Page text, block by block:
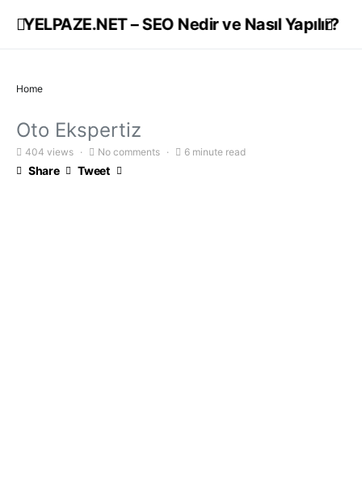
YELPAZE.NET – SEO Nedir ve Nasıl Yapılır?
Home
Oto Ekspertiz
404 views No comments 6 minute read
Share Tweet